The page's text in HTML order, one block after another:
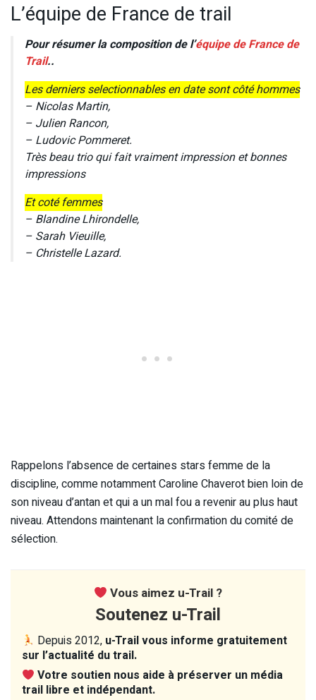
L’équipe de France de trail
Pour résumer la composition de l’équipe de France de
Trail..
Les derniers selectionnables en date sont côté hommes
– Nicolas Martin,
– Julien Rancon,
– Ludovic Pommeret.
Très beau trio qui fait vraiment impression et bonnes
impressions
Et coté femmes
– Blandine Lhirondelle,
– Sarah Vieuille,
– Christelle Lazard.
Rappelons l’absence de certaines stars femme de la
discipline, comme notamment Caroline Chaverot bien loin de
son niveau d’antan et qui a un mal fou a revenir au plus haut
niveau. Attendons maintenant la confirmation du comité de
sélection.
Vous aimez u-Trail ?
Soutenez u-Trail
Depuis 2012, u-Trail vous informe gratuitement
sur l’actualité du trail.
Votre soutien nous aide à préserver un média
trail libre et indépendant.